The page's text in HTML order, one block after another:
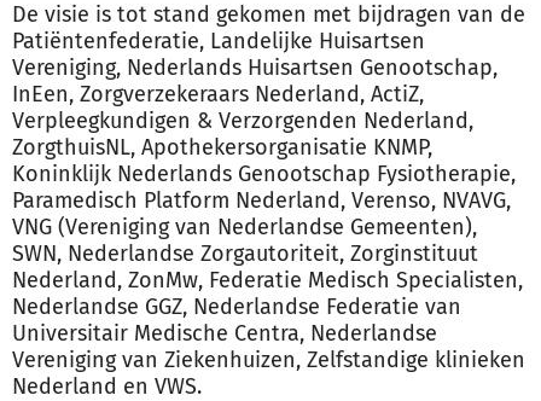
De visie is tot stand gekomen met bijdragen van de
Patiëntenfederatie, Landelijke Huisartsen
Vereniging, Nederlands Huisartsen Genootschap,
InEen, Zorgverzekeraars Nederland, ActiZ,
Verpleegkundigen & Verzorgenden Nederland,
ZorgthuisNL, Apothekersorganisatie KNMP,
Koninklijk Nederlands Genootschap Fysiotherapie,
Paramedisch Platform Nederland, Verenso, NVAVG,
VNG (Vereniging van Nederlandse Gemeenten),
SWN, Nederlandse Zorgautoriteit, Zorginstituut
Nederland, ZonMw, Federatie Medisch Specialisten,
Nederlandse GGZ, Nederlandse Federatie van
Universitair Medische Centra, Nederlandse
Vereniging van Ziekenhuizen, Zelfstandige klinieken
Nederland en VWS.